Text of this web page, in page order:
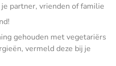
partner, vrienden of familie
gehouden met vegetariërs
vermeld deze bij je